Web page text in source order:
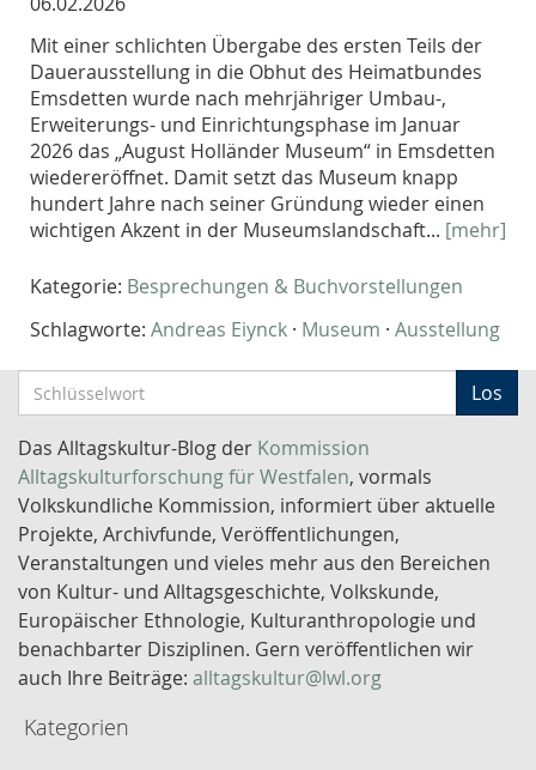
Mit einer schlichten Übergabe des ersten Teils der
Dauerausstellung in die Obhut des Heimatbundes
Emsdetten wurde nach mehrjähriger Umbau-,
Erweiterungs- und Einrichtungsphase im Januar
2026 das „August Holländer Museum“ in Emsdetten
wiedereröffnet. Damit setzt das Museum knapp
hundert Jahre nach seiner Gründung wieder einen
wichtigen Akzent in der Museumslandschaft... [mehr]
Kategorie: Besprechungen & Buchvorstellungen
Schlagworte: Andreas Eiynck · Museum · Ausstellung
c
h
l
ü
s
s
e
l
w
o
Los
Das Alltagskultur-Blog der Kommission
Alltagskulturforschung für Westfalen, vormals
Volkskundliche Kommission, informiert über aktuelle
Projekte, Archivfunde, Veröffentlichungen,
Veranstaltungen und vieles mehr aus den Bereichen
von Kultur- und Alltagsgeschichte, Volkskunde,
Europäischer Ethnologie, Kulturanthropologie und
benachbarter Disziplinen. Gern veröffentlichen wir
auch Ihre Beiträge: alltagskultur@lwl.org
Kategorien